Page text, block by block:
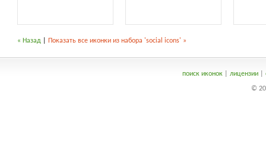
« Назад Показать все иконки из набора 'social icons' »
поиск иконок| лицензии|
©